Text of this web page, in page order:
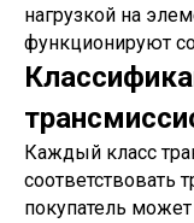
нагрузкой на
функционируют
Каждый класс
соответствовать
покупатель